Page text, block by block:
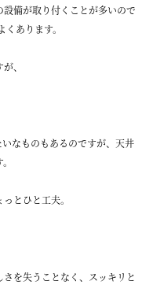
備が取り付くことが多いので
あります。
、
なものもあるのですが、天井
とひと工夫。
を失うことなく、スッキリと